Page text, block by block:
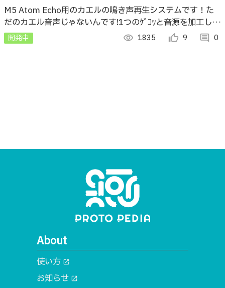
M5 Atom Echo用のカエルの鳴き声再生システムです！た
だのカエル音声じゃないんです!1つのｹﾞｺｯと音源を加工し個
体差表現！複数atomで同期！リアルなカエルの合唱が聞こ
えるよ！
開発中 visibility 1835 thumb_up_alt 9 comment 0
About
使い方 open_in_new
お知らせ open_in_new